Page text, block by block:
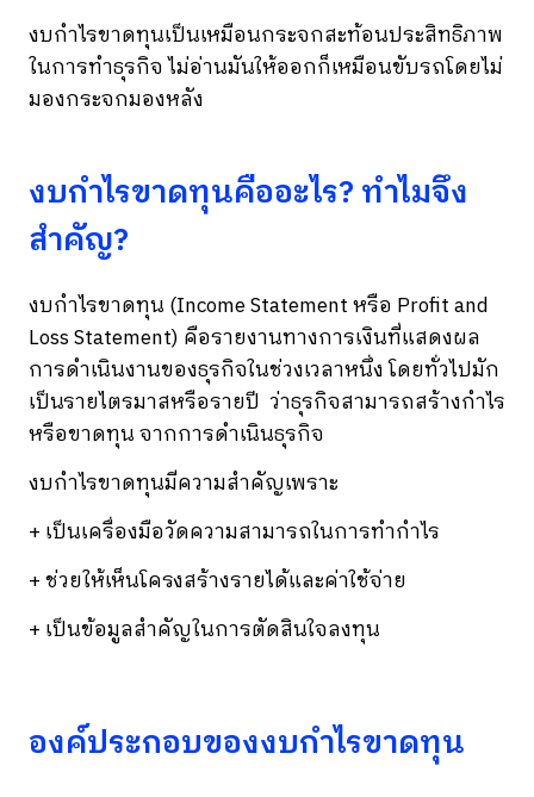
งบกำไรขาดทุนเป็นเหมือนกระจกสะท้อนประสิทธิภาพ
ในการทำธุรกิจ ไม่อ่านมันให้ออกก็เหมือนขับรถโดยไม่
มองกระจกมองหลัง
งบกำไรขาดทุนคืออะไร? ทำไมจึง
สำคัญ?
งบกำไรขาดทุน (Income Statement หรือ Profit and
Loss Statement) คือรายงานทางการเงินที่แสดงผล
การดำเนินงานของธุรกิจในช่วงเวลาหนึ่ง โดยทั่วไปมัก
เป็นรายไตรมาสหรือรายปี ว่าธุรกิจสามารถสร้างกำไร
หรือขาดทุน จากการดำเนินธุรกิจ
งบกำไรขาดทุนมีความสำคัญเพราะ
+ เป็นเครื่องมือวัดความสามารถในการทำกำไร
+ ช่วยให้เห็นโครงสร้างรายได้และค่าใช้จ่าย
+ เป็นข้อมูลสำคัญในการตัดสินใจลงทุน
องค์ประกอบของงบกำไรขาดทุน